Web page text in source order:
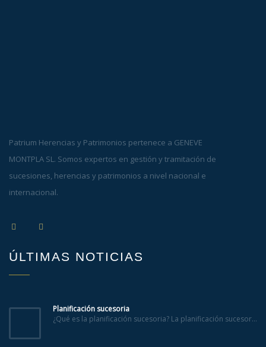
Patrium Herencias y Patrimonios pertenece a GENEVE
MONTPLA SL. Somos expertos en gestión y tramitación de
sucesiones, herencias y patrimonios a nivel nacional e
internacional.
ÚLTIMAS NOTICIAS
Planificación sucesoria
¿Qué es la planificación sucesoria? La planificación sucesor...